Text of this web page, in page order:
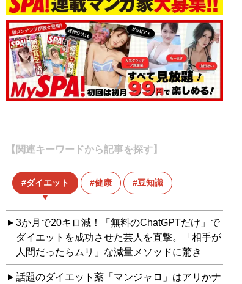
【関連キーワードから記事を探す】
ダイエット 健康 豆知識
3か月で20キロ減！「無料のChatGPTだけ」で
ダイエットを成功させた芸人を直撃。「相手が
人間だったらムリ」な減量メソッドに驚き
話題のダイエット薬「マンジャロ」はアリかナ